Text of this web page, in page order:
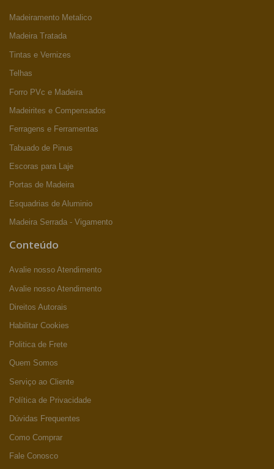
Madeiramento Metalico
Madeira Tratada
Tintas e Vernizes
Telhas
Forro PVc e Madeira
Madeirites e Compensados
Ferragens e Ferramentas
Tabuado de Pinus
Escoras para Laje
Portas de Madeira
Esquadrias de Aluminio
Madeira Serrada - Vigamento
Conteúdo
Avalie nosso Atendimento
Avalie nosso Atendimento
Direitos Autorais
Habilitar Cookies
Politica de Frete
Quem Somos
Serviço ao Cliente
Política de Privacidade
Dúvidas Frequentes
Como Comprar
Fale Conosco